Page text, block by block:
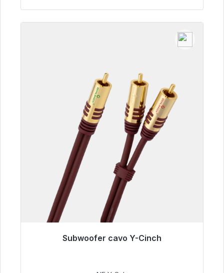
Subwoofer cavo Y-Cinch
Pronto per la spedizione immediata, tempo di